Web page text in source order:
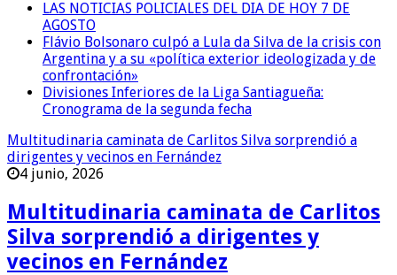
LAS NOTICIAS POLICIALES DEL DIA DE HOY 7 DE
AGOSTO
Flávio Bolsonaro culpó a Lula da Silva de la crisis con
Argentina y a su «política exterior ideologizada y de
confrontación»
Divisiones Inferiores de la Liga Santiagueña:
Cronograma de la segunda fecha
Multitudinaria caminata de Carlitos Silva sorprendió a
dirigentes y vecinos en Fernández
4 junio, 2026
Multitudinaria caminata de Carlitos
Silva sorprendió a dirigentes y
vecinos en Fernández